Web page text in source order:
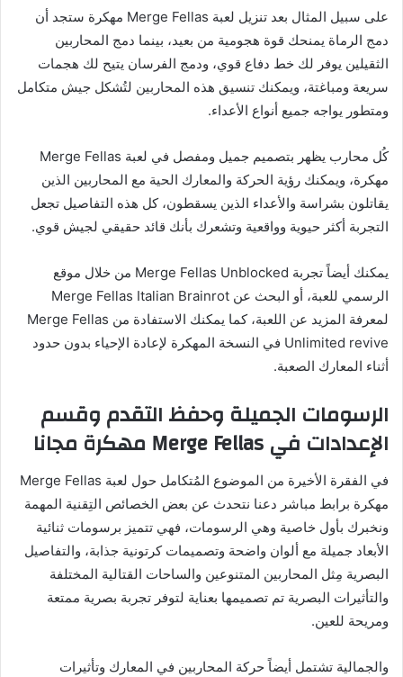
على سبيل المثال بعد تنزيل لعبة Merge Fellas مهكرة ستجد أن
دمج الرماة يمنحك قوة هجومية من بعيد، بينما دمج المحاربين
الثقيلين يوفر لك خط دفاع قوي، ودمج الفرسان يتيح لك هجمات
سريعة ومباغتة، ويمكنك تنسيق هذه المحاربين لتُشكل جيش متكامل
ومتطور يواجه جميع أنواع الأعداء.
كُل محارب يظهر بتصميم جميل ومفصل في لعبة Merge Fellas
مهكرة، ويمكنك رؤية الحركة والمعارك الحية مع المحاربين الذين
يقاتلون بشراسة والأعداء الذين يسقطون، كل هذه التفاصيل تجعل
التجربة أكثر حيوية وواقعية وتشعرك بأنك قائد حقيقي لجيش قوي.
يمكنك أيضاً تجربة Merge Fellas Unblocked من خلال موقع
الرسمي للعبة، أو البحث عن Merge Fellas Italian Brainrot
لمعرفة المزيد عن اللعبة، كما يمكنك الاستفادة من Merge Fellas
Unlimited revive في النسخة المهكرة لإعادة الإحياء بدون حدود
أثناء المعارك الصعبة.
الرسومات الجميلة وحفظ التقدم وقسم
الإعدادات في Merge Fellas مهكرة مجانا
في الفقرة الأخيرة من الموضوع المُتكامل حول لعبة Merge Fellas
مهكرة برابط مباشر دعنا نتحدث عن بعض الخصائص التِقنية المهمة
ونخبرك بأول خاصية وهي الرسومات، فهي تتميز برسومات ثنائية
الأبعاد جميلة مع ألوان واضحة وتصميمات كرتونية جذابة، والتفاصيل
البصرية مِثل المحاربين المتنوعين والساحات القتالية المختلفة
والتأثيرات البصرية تم تصميمها بعناية لتوفر تجربة بصرية ممتعة
ومريحة للعين.
والجمالية تشتمل أيضاً حركة المحاربين في المعارك وتأثيرات